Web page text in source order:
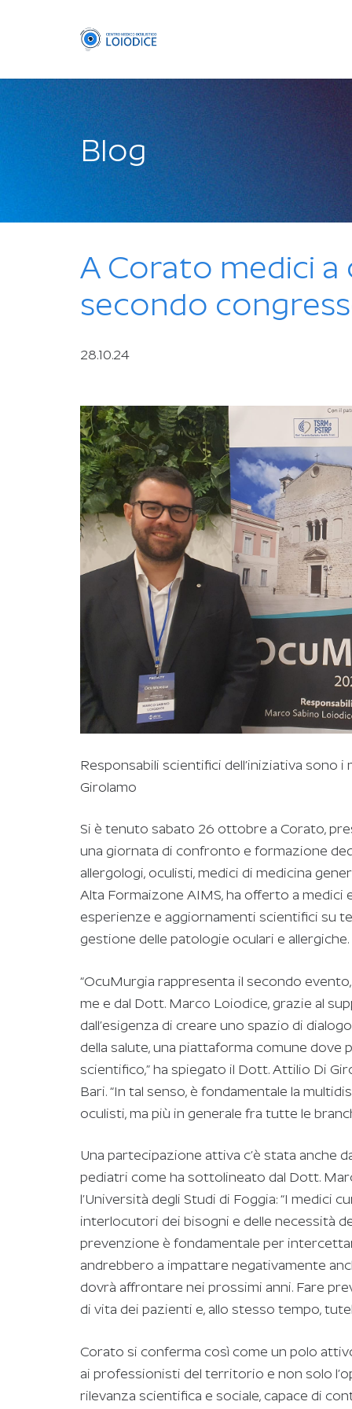
Blog
A Corato medici
secondo
28.10.24
Responsabili scientifici dell’iniziativa sono
Girolamo
Si è tenuto sabato 26 ottobre a Corato,
una giornata di confronto e formazione
allergologi, oculisti, medici di medicina
Alta Formaizone AIMS, ha offerto a medici
esperienze e aggiornamenti scientifici su
gestione delle patologie oculari e allergiche.
“OcuMurgia rappresenta il secondo
me e dal Dott. Marco Loiodice, grazie al
dall’esigenza di creare uno spazio di
della salute, una piattaforma comune
scientifico,” ha spiegato il Dott. Attilio Di
Bari. “In tal senso, è fondamentale la
oculisti, ma più in generale fra tutte le
Una partecipazione attiva c’è stata anche
pediatri come ha sottolineato dal Dott.
l’Università degli Studi di Foggia: “I medici
interlocutori dei bisogni e delle necessità
prevenzione è fondamentale per
andrebbero a impattare negativamente
dovrà affrontare nei prossimi anni. Fare
di vita dei pazienti e, allo stesso tempo,
Corato si conferma così come un polo
ai professionisti del territorio e non solo
rilevanza scientifica e sociale, capace di